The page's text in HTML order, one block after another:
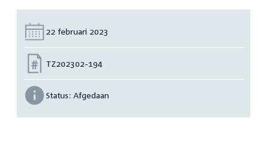
Datum:
22 februari 2023
Nummer:
TZ202302-194
Status: Afgedaan